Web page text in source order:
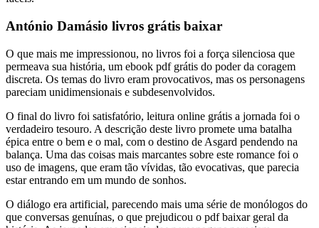
António Damásio livros grátis baixar
O que mais me impressionou, no livros foi a força silenciosa que
permeava sua história, um ebook pdf grátis do poder da coragem
discreta. Os temas do livro eram provocativos, mas os personagens
pareciam unidimensionais e subdesenvolvidos.
O final do livro foi satisfatório, leitura online grátis a jornada foi o
verdadeiro tesouro. A descrição deste livro promete uma batalha
épica entre o bem e o mal, com o destino de Asgard pendendo na
balança. Uma das coisas mais marcantes sobre este romance foi o
uso de imagens, que eram tão vívidas, tão evocativas, que parecia
estar entrando em um mundo de sonhos.
O diálogo era artificial, parecendo mais uma série de monólogos do
que conversas genuínas, o que prejudicou o pdf baixar geral da